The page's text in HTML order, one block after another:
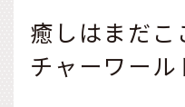
癒しはまだ
チャーワール